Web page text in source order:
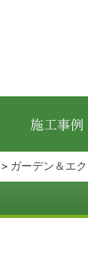
＞ ガーデン＆エ